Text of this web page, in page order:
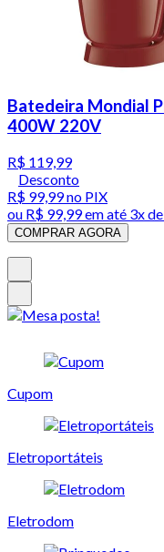
Batedeira Mondial
400W 220V
R$ 119,99
Desconto
R$ 99,99no PIX
ou R$ 99,99em até 3x
COMPRAR AGORA
Cupom
Eletroportáteis
Eletrodom